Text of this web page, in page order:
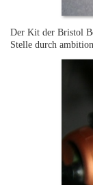
Der Kit der Bristol
Stelle durch